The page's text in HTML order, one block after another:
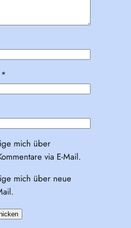
*
mich über
via E-Mail.
mich über neue